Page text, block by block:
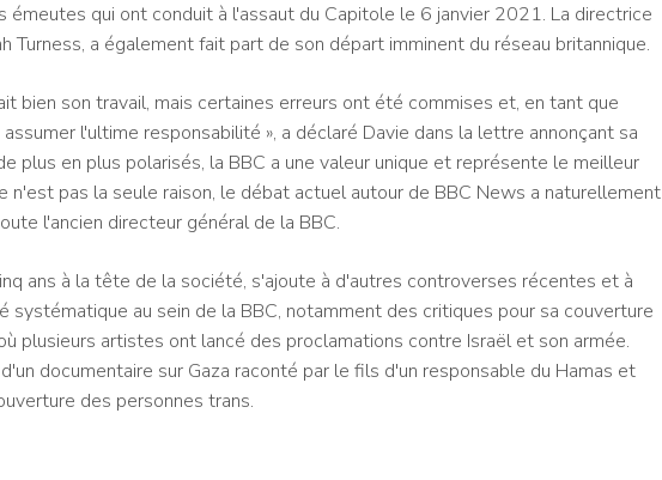
émeutes qui ont conduit à l'assaut du Capitole le 6 janvier 2021. La directrice
Turness, a également fait part de son départ imminent du réseau britannique.
bien son travail, mais certaines erreurs ont été commises et, en tant que
l'ultime responsabilité », a déclaré Davie dans la lettre annonçant sa
plus en plus polarisés, la BBC a une valeur unique et représente le meilleur
n'est pas la seule raison, le débat actuel autour de BBC News a naturellement
l'ancien directeur général de la BBC.
ans à la tête de la société, s'ajoute à d'autres controverses récentes et à
systématique au sein de la BBC, notamment des critiques pour sa couverture
plusieurs artistes ont lancé des proclamations contre Israël et son armée.
documentaire sur Gaza raconté par le fils d'un responsable du Hamas et
des personnes trans.